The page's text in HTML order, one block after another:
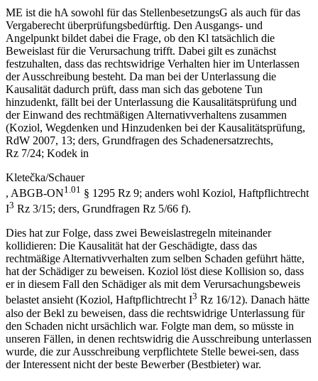
ME ist die hA sowohl für das StellenbesetzungsG als auch für das
Vergaberecht überprüfungsbedürftig. Den Ausgangs- und
Angelpunkt bildet dabei die Frage, ob den Kl tatsächlich die
Beweislast für die Verursachung trifft. Dabei gilt es zunächst
festzuhalten, dass das rechtswidrige Verhalten hier im Unterlassen
der Ausschreibung besteht. Da man bei der Unterlassung die
Kausalität dadurch prüft, dass man sich das gebotene Tun
hinzudenkt, fällt bei der Unterlassung die Kausalitätsprüfung und
der Einwand des rechtmäßigen Alternativverhaltens zusammen
(Koziol, Wegdenken und Hinzudenken bei der Kausalitätsprüfung,
RdW 2007, 13; ders, Grundfragen des Schadenersatzrechts,
Rz 7/24; Kodek in
Kletečka/Schauer
, ABGB-ON1.01 § 1295 Rz 9; anders wohl Koziol, Haftpflichtrecht
I3 Rz 3/15; ders, Grundfragen Rz 5/66 f).
Dies hat zur Folge, dass zwei Beweislastregeln miteinander
kollidieren: Die Kausalität hat der Geschädigte, dass das
rechtmäßige Alternativverhalten zum selben Schaden geführt hätte,
hat der Schädiger zu beweisen. Koziol löst diese Kollision so, dass
er in diesem Fall den Schädiger als mit dem Verursachungsbeweis
belastet ansieht (Koziol, Haftpflichtrecht I3 Rz 16/12). Danach hätte
also der Bekl zu beweisen, dass die rechtswidrige Unterlassung für
den Schaden nicht ursächlich war. Folgte man dem, so müsste in
unseren Fällen, in denen rechtswidrig die Ausschreibung unterlassen
wurde, die zur Ausschreibung verpflichtete Stelle bewei-sen, dass
der Interessent nicht der beste Bewerber (Bestbieter) war.